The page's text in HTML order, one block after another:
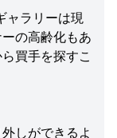
ャラリーは現
の高齢化もあ
買手を探すこ
しができるよ